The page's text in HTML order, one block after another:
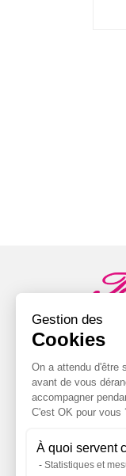
4
Gestion des
Cookies
On a attendu d'être
avant de vous
accompagner
C'est OK pour vous
À quoi servent
Statistiques et